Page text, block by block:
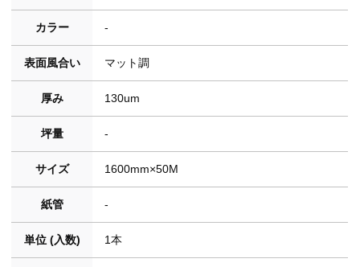
カラー -
表面風合い マット調
厚み 130um
坪量 -
サイズ 1600mm×50M
紙管 -
単位 (入数) 1本